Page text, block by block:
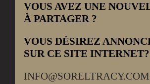
VOUS AVEZ UNE
À PARTAGER ?
VOUS DÉSIREZ
SUR CE SITE INTERNET?
INFO@SORELTRACY.COM